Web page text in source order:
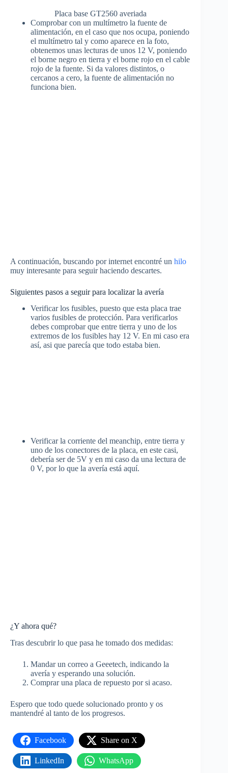
Placa base GT2560 averiada
Comprobar con un multímetro la fuente de
alimentación, en el caso que nos ocupa, poniendo
el multímetro tal y como aparece en la foto,
obtenemos unas lecturas de unos 12 V, poniendo
el borne negro en tierra y el borne rojo en el cable
rojo de la fuente. Si da valores distintos, o
cercanos a cero, la fuente de alimentación no
funciona bien.
A continuación, buscando por internet encontré un hilo
muy interesante para seguir haciendo descartes.
Siguientes pasos a seguir para localizar la avería
Verificar los fusibles, puesto que esta placa trae
varios fusibles de protección. Para verificarlos
debes comprobar que entre tierra y uno de los
extremos de los fusibles hay 12 V. En mi caso era
así, asi que parecía que todo estaba bien.
Verificar la corriente del meanchip, entre tierra y
uno de los conectores de la placa, en este casi,
debería ser de 5V y en mi caso da una lectura de
0 V, por lo que la avería está aquí.
¿Y ahora qué?
Tras descubrir lo que pasa he tomado dos medidas:
Mandar un correo a Geeetech, indicando la
avería y esperando una solución.
Comprar una placa de repuesto por si acaso.
Espero que todo quede solucionado pronto y os
mantendré al tanto de los progresos.
Facebook Share on X
LinkedIn WhatsApp